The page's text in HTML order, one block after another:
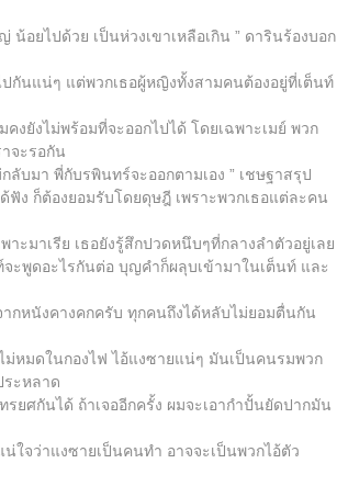
น้อยไปด้วย เป็นห่วงเขาเหลือเกิน ” ดารินร้องบอก
ไปกันแน่ๆ แต่พวกเธอผู้หญิงทั้งสามคนต้องอยู่ที่เต็นท์
คงยังไม่พร้อมที่จะออกไปได้ โดยเฉพาะเมย์ พวก
จะรอกัน
ลับมา พี่กับรพินทร์จะออกตามเอง ” เชษฐาสรุป
ฟัง ก็ต้องยอมรับโดยดุษฎี เพราะพวกเธอแต่ละคน
าะมาเรีย เธอยังรู้สึกปวดหนึบๆที่กลางลำตัวอยู่เลย
ะพูดอะไรกันต่อ บุญคำก็ผลุบเข้ามาในเต็นท์ และ
กหนังคางคกครับ ทุกคนถึงได้หลับไม่ยอมตื่นกัน
ม่หมดในกองไฟ ไอ้แงซายแน่ๆ มันเป็นคนรมพวก
ระหลาด
รยศกันได้ ถ้าเจออีกครั้ง ผมจะเอากำปั้นยัดปากมัน
น่ใจว่าแงซายเป็นคนทำ อาจจะเป็นพวกไอ้ตัว